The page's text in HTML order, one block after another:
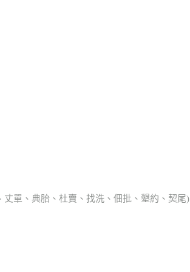
單、典胎、杜賣、找洗、佃批、墾約、契尾)